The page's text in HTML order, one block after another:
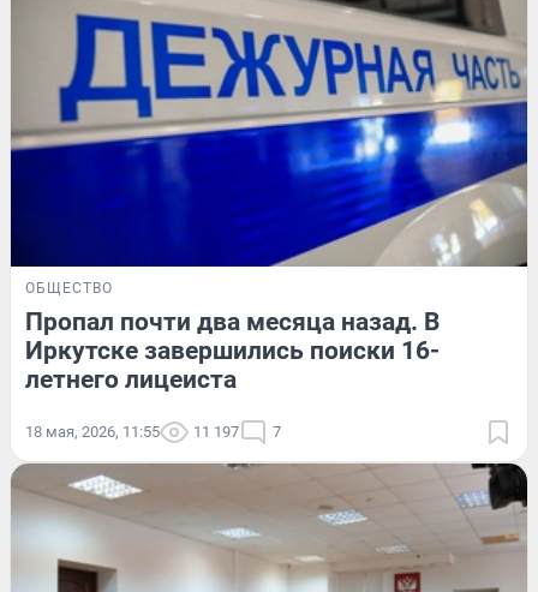
ОБЩЕСТВО
Пропал почти два месяца назад. В
Иркутске завершились поиски 16-
летнего лицеиста
18 мая, 2026, 11:55 11 197 7